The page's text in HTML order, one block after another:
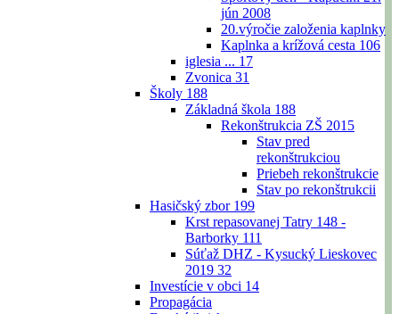
jún 2008
20.výročie založenia kaplnky
Kaplnka a krížová cesta 106
iglesia ... 17
Zvonica 31
Školy 188
Základná škola 188
Rekonštrukcia ZŠ 2015
Stav pred
rekonštrukciou
Priebeh rekonštrukcie
Stav po rekonštrukcii
Hasičský zbor 199
Krst repasovanej Tatry 148 -
Barborky 111
Súťaž DHZ - Kysucký Lieskovec
2019 32
Investície v obci 14
Propagácia